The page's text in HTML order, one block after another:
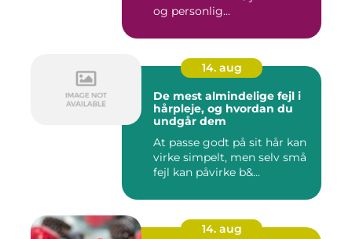
og personlig...
14. aug
De mest almindelige fejl i
hårpleje, og hvordan du
undgår dem
At passe godt på sit hår kan
virke simpelt, men selv små
fejl kan påvirke b&...
14. aug